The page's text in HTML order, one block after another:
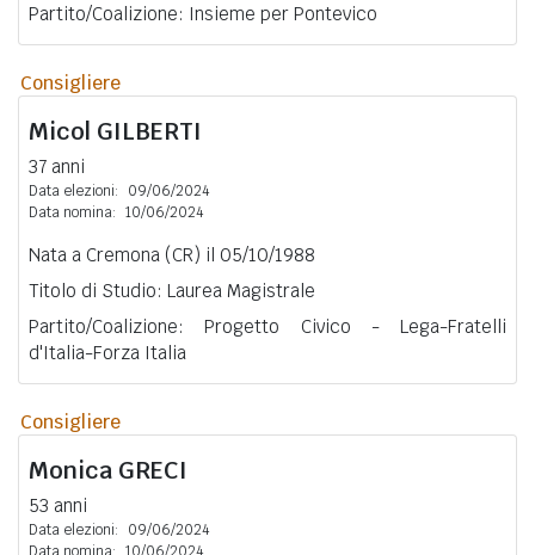
Partito/Coalizione: Insieme per Pontevico
Consigliere
Micol GILBERTI
37 anni
Data elezioni:
09/06/2024
Data nomina: 10/06/2024
Nata a Cremona (CR) il 05/10/1988
Titolo di Studio: Laurea Magistrale
Partito/Coalizione: Progetto Civico - Lega-Fratelli
d'Italia-Forza Italia
Consigliere
Monica GRECI
53 anni
Data elezioni:
09/06/2024
Data nomina: 10/06/2024